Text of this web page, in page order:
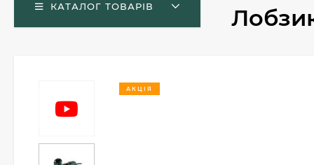
КАТАЛОГ ТОВАРІВ
АКЦІЯ